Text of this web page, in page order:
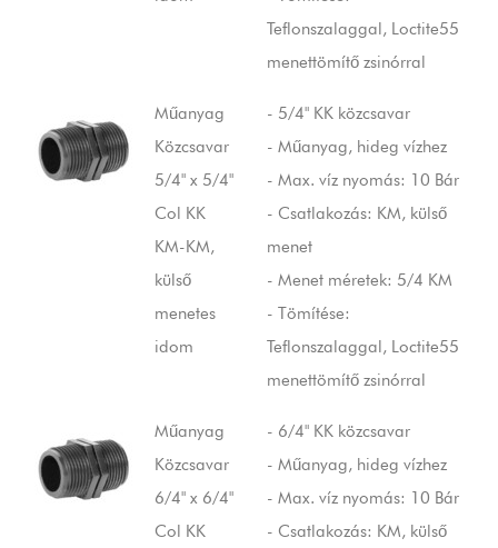
Teflonszalaggal, Loctite55
menettömítő zsinórral
Műanyag
Közcsavar
5/4" x 5/4"
Col KK
KM-KM,
külső
menetes
idom
- 5/4" KK közcsavar
- Műanyag, hideg vízhez
- Max. víz nyomás: 10 Bár
- Csatlakozás: KM, külső
menet
- Menet méretek: 5/4 KM
- Tömítése:
Teflonszalaggal, Loctite55
menettömítő zsinórral
Műanyag
Közcsavar
6/4" x 6/4"
Col KK
- 6/4" KK közcsavar
- Műanyag, hideg vízhez
- Max. víz nyomás: 10 Bár
- Csatlakozás: KM, külső